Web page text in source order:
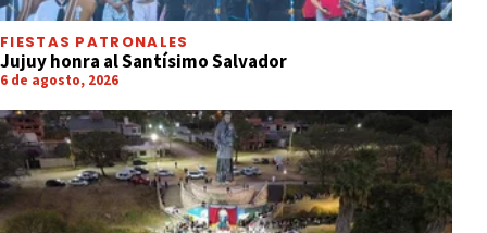
FIESTAS PATRONALES
Jujuy honra al Santísimo Salvador
6 de agosto, 2026